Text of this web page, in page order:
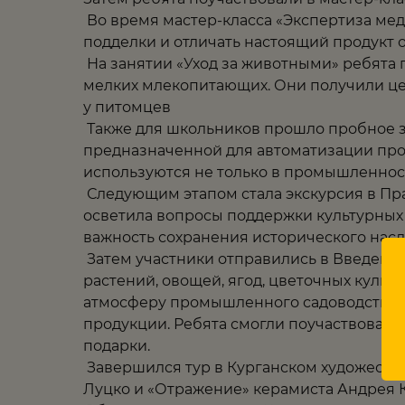
Во время мастер-класса «Экспертиза
подделки и отличать настоящий продукт
На занятии «Уход за животными»
мелких млекопитающих. Они получили
у питомцев
Также для школьников прошло пробное
предназначенной для автоматизации
используются не только в
Следующим этапом стала экскурсия в
осветила вопросы поддержки
важность сохранения исторического
Затем участники отправились в
растений, овощей, ягод, цветочных
атмосферу промышленного садоводства,
продукции. Ребята смогли
подарки.
Завершился тур в Курганском
Луцко и «Отражение» керамиста Андрея